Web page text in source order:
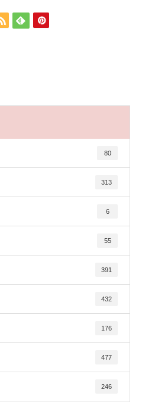
80
313
6
55
391
432
176
477
246